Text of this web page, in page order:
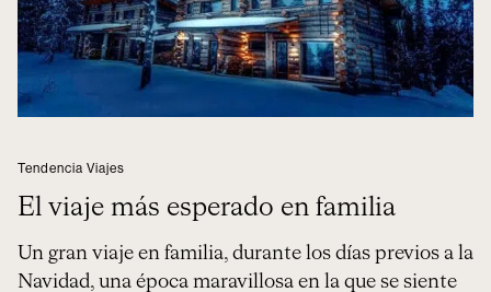
Tendencia Viajes
El viaje más esperado en familia
Un gran viaje en familia, durante los días previos a la
Navidad, una época maravillosa en la que se siente